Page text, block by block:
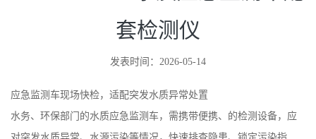
套检测仪
发表时间：2026-05-14
应急监测车现场快检，适配突发水质异常处置
水务、环保部门的水质应急监测车，需携带便携、的检测设备，应